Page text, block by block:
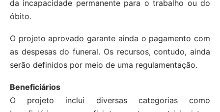
da incapacidade permanente para o trabalho ou do
óbito.
O projeto aprovado garante ainda o pagamento com
as despesas do funeral. Os recursos, contudo, ainda
serão definidos por meio de uma regulamentação.
Beneficiários
O projeto inclui diversas categorias como